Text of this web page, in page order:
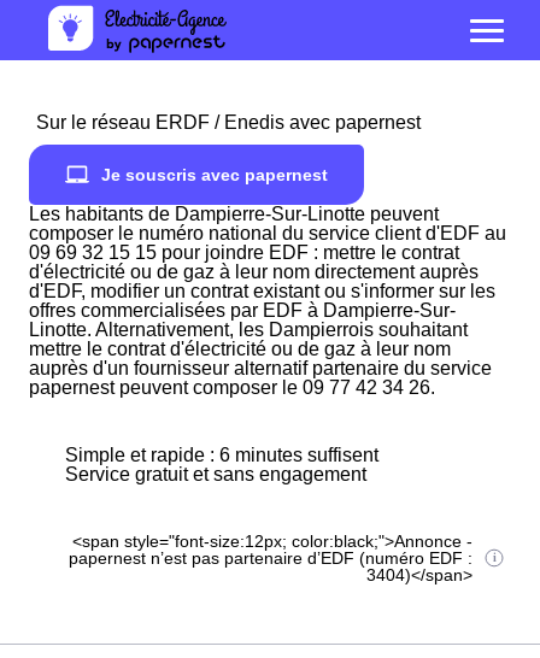
Sur le réseau ERDF / Enedis avec papernest
Je souscris avec papernest
Les habitants de Dampierre-Sur-Linotte peuvent
composer le numéro national du service client d'EDF au
09 69 32 15 15 pour joindre EDF : mettre le contrat
d'électricité ou de gaz à leur nom directement auprès
d'EDF, modifier un contrat existant ou s'informer sur les
offres commercialisées par EDF à Dampierre-Sur-
Linotte. Alternativement, les Dampierrois souhaitant
mettre le contrat d'électricité ou de gaz à leur nom
auprès d'un fournisseur alternatif partenaire du service
papernest peuvent composer le 09 77 42 34 26.
Simple et rapide : 6 minutes suffisent
Service gratuit et sans engagement
<span style="font-size:12px; color:black;">Annonce -
papernest n’est pas partenaire d’EDF (numéro EDF :
3404)</span>